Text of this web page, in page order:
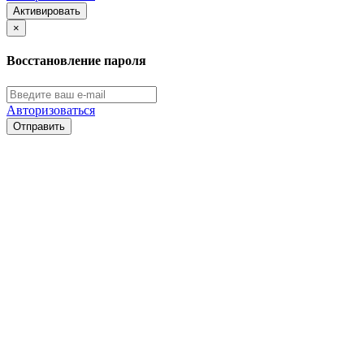
Активировать
×
Восстановление пароля
Авторизоваться
Отправить